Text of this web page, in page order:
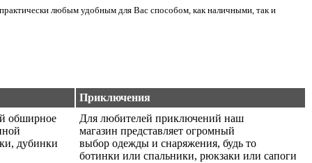
любым удобным для Вас способом, как наличными, так и
Приключения
обширное
дубинки
Для любителей приключений наш
магазин представляет огромный
выбор одежды и снаряжения, будь то
ботинки или спальники, рюкзаки или сапоги